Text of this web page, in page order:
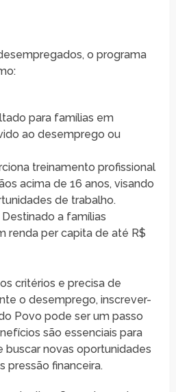
o programa
para famílias em
ao desemprego ou
treinamento profissional
acima de 16 anos, visando
de trabalho.
a famílias
renda per capita de até R$
critérios e precisa de
o desemprego, inscrever-
Povo pode ser um passo
são essenciais para
buscar novas oportunidades
pressão financeira.